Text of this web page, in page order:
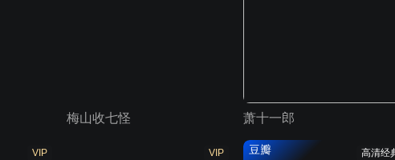
梅山收七怪 萧十一郎
VIP VIP 高清经
豆瓣